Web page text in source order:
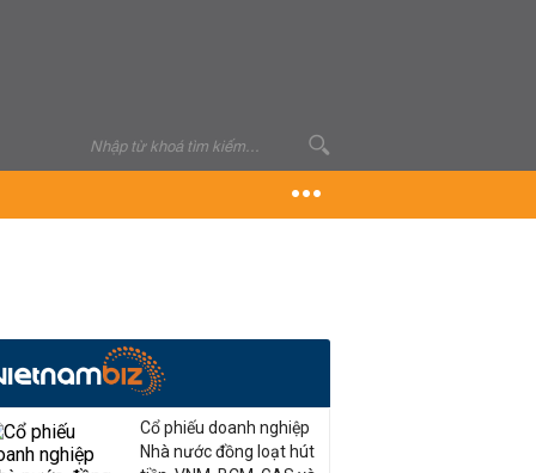
Cổ phiếu doanh nghiệp
Nhà nước đồng loạt hút